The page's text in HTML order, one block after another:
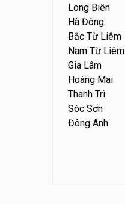
Long Biên
Hà Đông
Bắc Từ Liêm
Nam Từ Liêm
Gia Lâm
Hoàng Mai
Thanh Trì
Sóc Sơn
Đông Anh